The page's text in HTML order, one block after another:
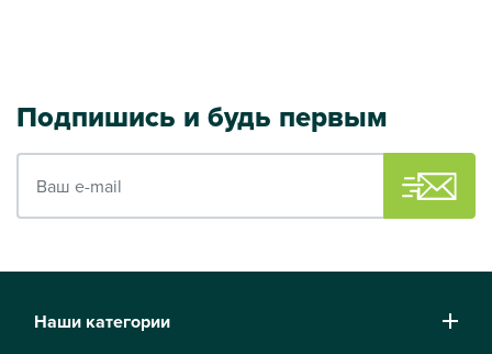
Подпишись и будь первым
Наши категории